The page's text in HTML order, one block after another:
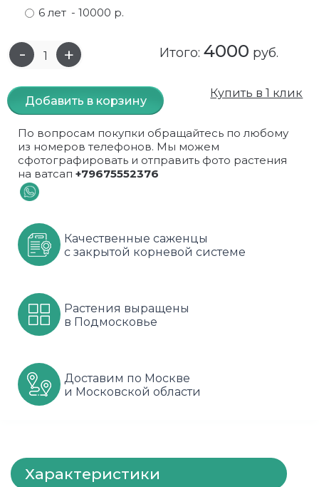
Сирень
Спирея
Форзиция
Шиповник декоративный красный
Малиновое дерево
Миндаль
Облепиха высокорослая
Облепиха высокорослая, раскидистая
Орех (Фундук)
Хурма
Черешни
Шелковица
Яблони
Крыжовник
Малина
На штамбе
Облепиха
Рябина
Рябина черноплодная
Сортовые
Черника
Оранжевые розы
Парковые
Пионовидные
Плетистые
Роза ругоза
Розы фиолетовые
Спрей
Флорибунда
Шрабы
6 лет - 10000 р.
Итого: 4000 руб.
Добавить в корзину
Купить в 1 клик
По вопросам покупки обращайтесь по любому
из номеров телефонов. Мы можем
сфотографировать и отправить фото растения
на ватсап +79675552376
Качественные саженцы
с закрытой корневой системе
Растения выращены
в Подмосковье
Доставим по Москве
и Московской области
Характеристики